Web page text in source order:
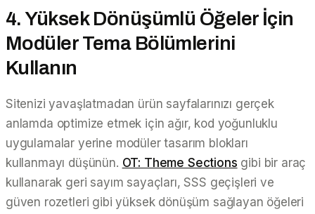
4. Yüksek Dönüşümlü Öğeler İçin
Modüler Tema Bölümlerini
Kullanın
Sitenizi yavaşlatmadan ürün sayfalarınızı gerçek
anlamda optimize etmek için ağır, kod yoğunluklu
uygulamalar yerine modüler tasarım blokları
kullanmayı düşünün. OT: Theme Sections gibi bir araç
kullanarak geri sayım sayaçları, SSS geçişleri ve
güven rozetleri gibi yüksek dönüşüm sağlayan öğeleri